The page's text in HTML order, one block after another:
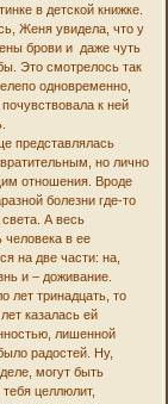
в детской книжке.
Женя увидела, что у
брови и даже чуть
Это смотрелось так
одновременно,
к ней
представлялась
но лично
отношения. Вроде
болезни где-то
А весь
человека в ее
на две части: на,
и – доживание.
лет тринадцать, то
казалась ей
лишенной
радостей. Ну,
могут быть
целлюлит,